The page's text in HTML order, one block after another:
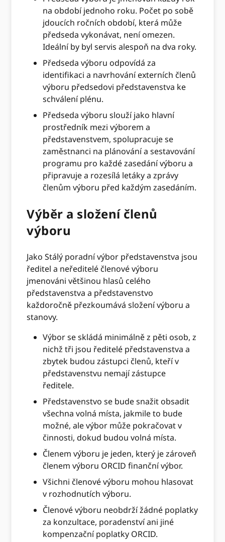
na období jednoho roku. Počet po sobě
jdoucích ročních období, která může
předseda vykonávat, není omezen.
Ideální by byl servis alespoň na dva roky.
Předseda výboru odpovídá za
identifikaci a navrhování externích členů
výboru předsedovi představenstva ke
schválení plénu.
Předseda výboru slouží jako hlavní
prostředník mezi výborem a
představenstvem, spolupracuje se
zaměstnanci na plánování a sestavování
programu pro každé zasedání výboru a
připravuje a rozesílá letáky a zprávy
členům výboru před každým zasedáním.
Výběr a složení členů
výboru
Jako Stálý poradní výbor představenstva jsou
ředitel a neředitelé členové výboru
jmenováni většinou hlasů celého
představenstva a představenstvo
každoročně přezkoumává složení výboru a
stanovy.
Výbor se skládá minimálně z pěti osob, z
nichž tři jsou ředitelé představenstva a
zbytek budou zástupci členů, kteří v
představenstvu nemají zástupce
ředitele.
Představenstvo se bude snažit obsadit
všechna volná místa, jakmile to bude
možné, ale výbor může pokračovat v
činnosti, dokud budou volná místa.
Členem výboru je jeden, který je zároveň
členem výboru ORCID finanční výbor.
Všichni členové výboru mohou hlasovat
v rozhodnutích výboru.
Členové výboru neobdrží žádné poplatky
za konzultace, poradenství ani jiné
kompenzační poplatky ORCID.